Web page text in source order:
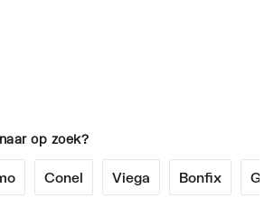
op zoek?
Conel Viega Bonfix